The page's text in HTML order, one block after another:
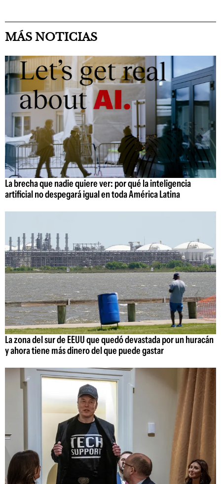
MÁS NOTICIAS
La brecha que nadie quiere ver: por qué la inteligencia
artificial no despegará igual en toda América Latina
La zona del sur de EEUU que quedó devastada por un huracán
y ahora tiene más dinero del que puede gastar